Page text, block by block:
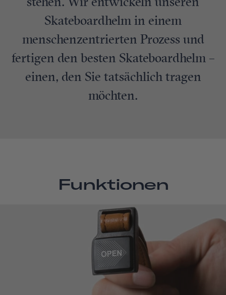
Skateboardhelm in einem
menschenzentrierten Prozess und
fertigen den besten Skateboardhelm –
einen, den Sie tatsächlich tragen
möchten.
Funktionen